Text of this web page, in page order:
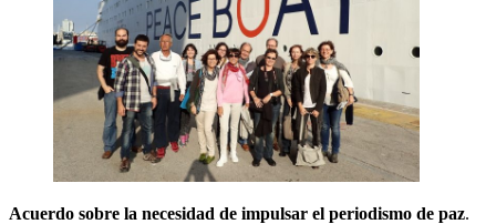
Acuerdo sobre la necesidad de impulsar el periodismo de paz.